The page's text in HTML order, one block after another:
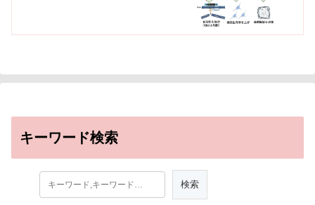
キーワード検索